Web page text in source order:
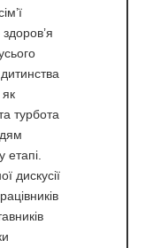
турбота
етапі.
дискусії